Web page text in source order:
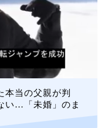
本当の父親が判
い…「未婚」のま